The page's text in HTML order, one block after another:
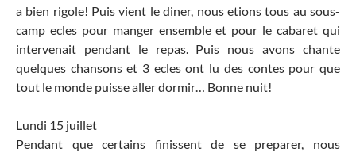
a bien rigole! Puis vient le diner, nous etions tous au sous-
camp ecles pour manger ensemble et pour le cabaret qui
intervenait pendant le repas. Puis nous avons chante
quelques chansons et 3 ecles ont lu des contes pour que
tout le monde puisse aller dormir… Bonne nuit!
Lundi 15 juillet
Pendant que certains finissent de se preparer, nous